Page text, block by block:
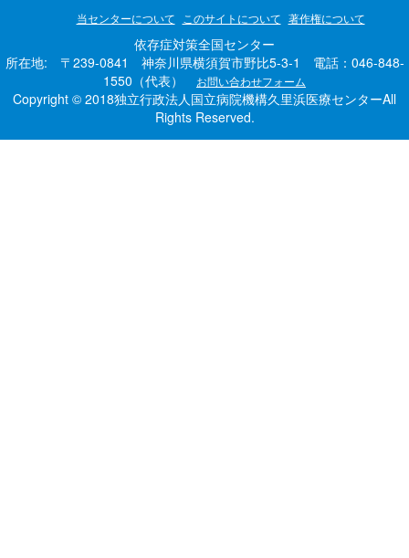
当センターについて このサイトについて 著作権について
依存症対策全国センター
所在地: 〒239-0841 神奈川県横須賀市野比5-3-1 電話：046-848-
1550（代表）
お問い合わせフォーム
Copyright © 2018独立行政法人国立病院機構久里浜医療センターAll
Rights Reserved.